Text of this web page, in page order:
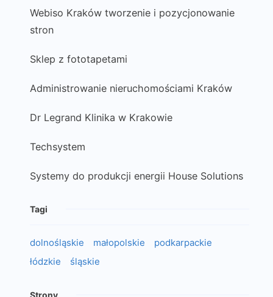
Webiso Kraków tworzenie i pozycjonowanie
stron
Sklep z fototapetami
Administrowanie nieruchomościami Kraków
Dr Legrand Klinika w Krakowie
Techsystem
Systemy do produkcji energii House Solutions
Tagi
dolnośląskie małopolskie
podkarpackie
łódzkie
śląskie